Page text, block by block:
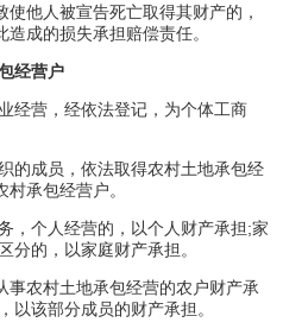
他人被宣告死亡取得其财产的，
成的损失承担赔偿责任。
经营户
经营，经依法登记，为个体工商
的成员，依法取得农村土地承包经
承包经营户。
，个人经营的，以个人财产承担;家
分的，以家庭财产承担。
事农村土地承包经营的农户财产承
以该部分成员的财产承担。